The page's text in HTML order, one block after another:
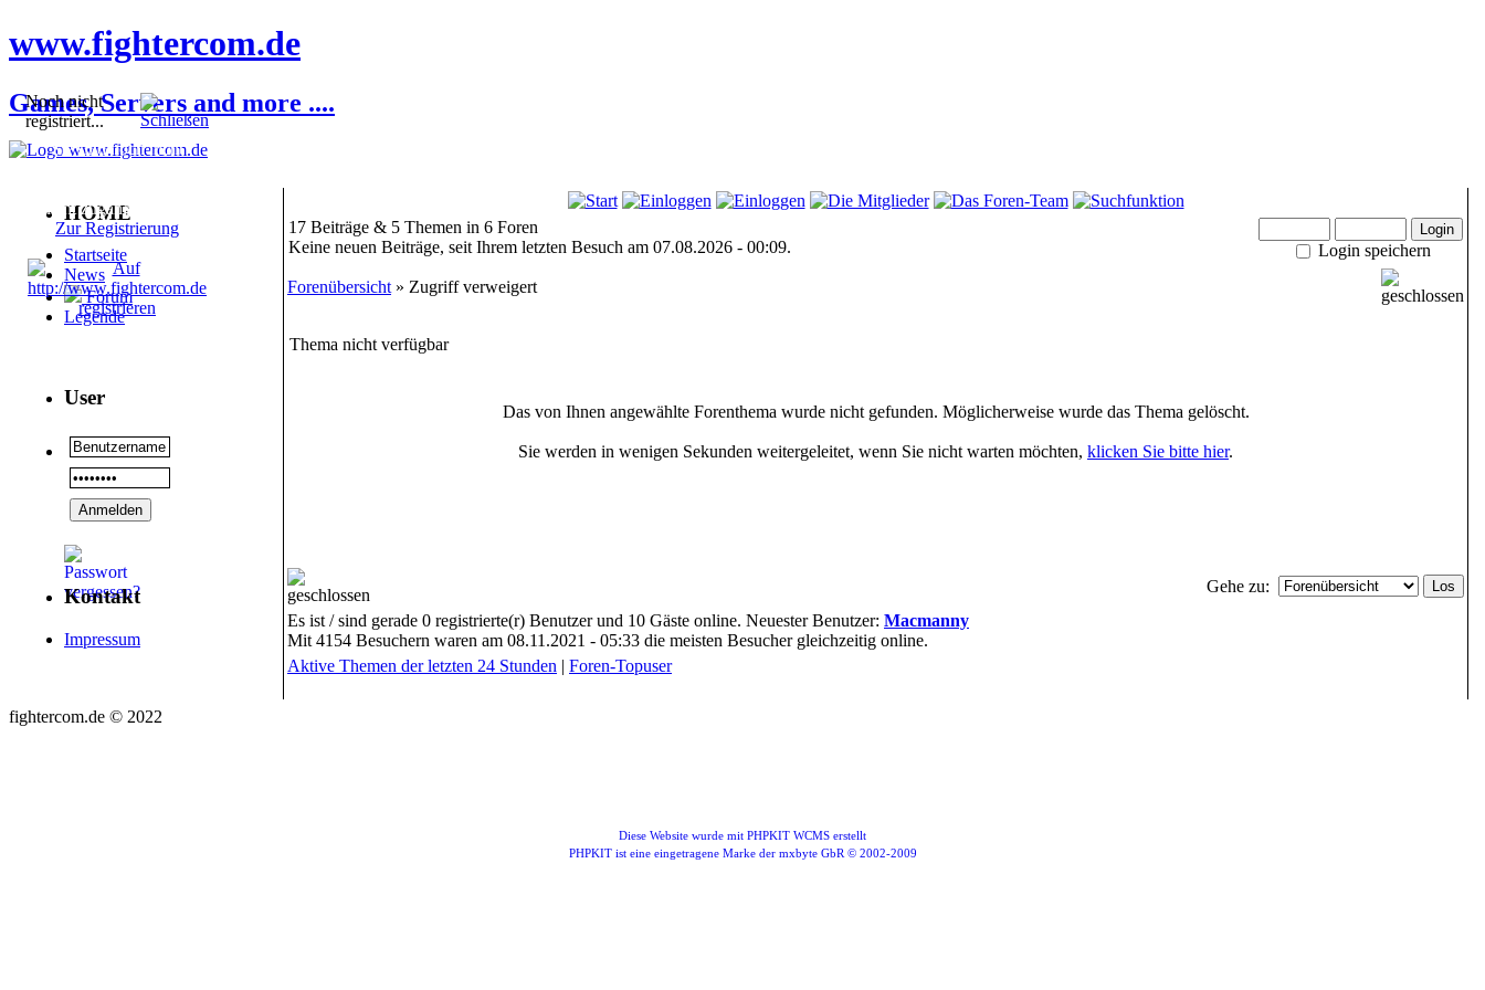
www.fightercom.de
Games, Servers and more ....
HOME
Startseite
News
Forum
Legende
User
Kontakt
Impressum
17 Beiträge & 5 Themen in 6 Foren
Keine neuen Beiträge, seit Ihrem letzten Besuch am 07.08.2026 - 00:09.
Login speichern
Forenübersicht » Zugriff verweigert
Thema nicht verfügbar
Das von Ihnen angewählte Forenthema wurde nicht gefunden. Möglicherweise wurde das Thema gelöscht.
Sie werden in wenigen Sekunden weitergeleitet, wenn Sie nicht warten möchten, klicken Sie bitte hier.
Gehe zu:
Es ist / sind gerade 0 registrierte(r) Benutzer und 10 Gäste online. Neuester Benutzer: Macmanny
Mit 4154 Besuchern waren am 08.11.2021 - 05:33 die meisten Besucher gleichzeitig online.
Aktive Themen der letzten 24 Stunden | Foren-Topuser
fightercom.de © 2022
Noch nicht
registriert...
Sie sind noch nicht
nicht zugänglich sein.
Zur Registrierung
Diese Website wurde mit PHPKIT WCMS erstellt
PHPKIT ist eine eingetragene Marke der mxbyte GbR © 2002-2009